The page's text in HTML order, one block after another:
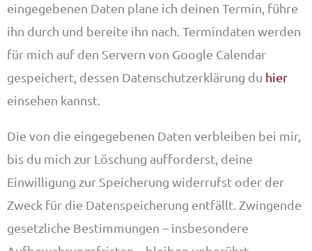
eingegebenen Daten plane ich deinen Termin, führe
ihn durch und bereite ihn nach. Termindaten werden
für mich auf den Servern von Google Calendar
gespeichert, dessen Datenschutzerklärung du hier
einsehen kannst.
Die von die eingegebenen Daten verbleiben bei mir,
bis du mich zur Löschung aufforderst, deine
Einwilligung zur Speicherung widerrufst oder der
Zweck für die Datenspeicherung entfällt. Zwingende
gesetzliche Bestimmungen – insbesondere